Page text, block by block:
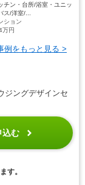
チン・台所/浴室・ユニッ
ス/洋室/...
ション
万円
例をもっと見る >
ジングデザインセ
込む
す。